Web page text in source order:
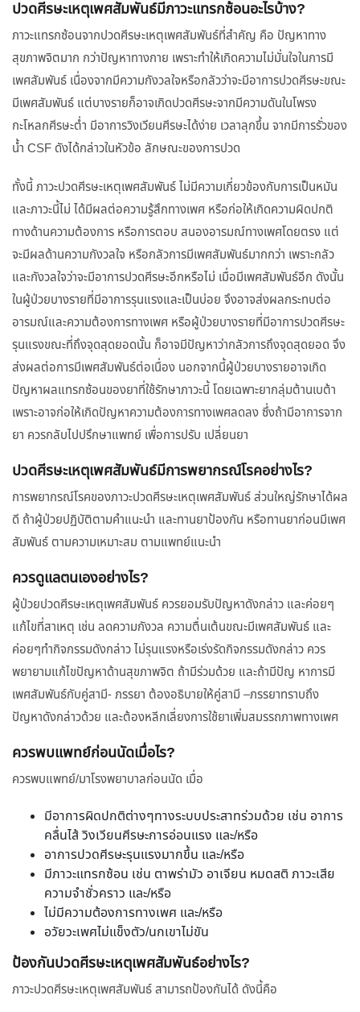
ปวดศีรษะเหตุเพศสัมพันธ์มีภาวะแทรกซ้อนอะไรบ้าง?
ภาวะแทรกซ้อนจากปวดศีรษะเหตุเพศสัมพันธ์ที่สำคัญ คือ ปัญหาทาง
สุขภาพจิตมาก กว่าปัญหาทางกาย เพราะทำให้เกิดความไม่มั่นใจในการมี
เพศสัมพันธ์ เนื่องจากมีความกังวลใจหรือกลัวว่าจะมีอาการปวดศีรษะขณะ
มีเพศสัมพันธ์ แต่บางรายก็อาจเกิดปวดศีรษะจากมีความดันในโพรง
กะโหลกศีรษะต่ำ มีอาการวิงเวียนศีรษะได้ง่าย เวลาลุกขึ้น จากมีการรั่วของ
น้ำ CSF ดังได้กล่าวในหัวข้อ ลักษณะของการปวด
ทั้งนี้ ภาวะปวดศีรษะเหตุเพศสัมพันธ์ ไม่มีความเกี่ยวข้องกับการเป็นหมัน
และภาวะนี้ไม่ ได้มีผลต่อความรู้สึกทางเพศ หรือก่อให้เกิดความผิดปกติ
ทางด้านความต้องการ หรือการตอบ สนองอารมณ์ทางเพศโดยตรง แต่
จะมีผลด้านความกังวลใจ หรือกลัวการมีเพศสัมพันธ์มากกว่า เพราะกลัว
และกังวลใจว่าจะมีอาการปวดศีรษะอีกหรือไม่ เมื่อมีเพศสัมพันธ์อีก ดังนั้น
ในผู้ป่วยบางรายที่มีอาการรุนแรงและเป็นบ่อย จึงอาจส่งผลกระทบต่อ
อารมณ์และความต้องการทางเพศ หรือผู้ป่วยบางรายที่มีอาการปวดศีรษะ
รุนแรงขณะที่ถึงจุดสุดยอดนั้น ก็อาจมีปัญหาว่ากลัวการถึงจุดสุดยอด จึง
ส่งผลต่อการมีเพศสัมพันธ์ต่อเนื่อง นอกจากนี้ผู้ป่วยบางรายอาจเกิด
ปัญหาผลแทรกซ้อนของยาที่ใช้รักษาภาวะนี้ โดยเฉพาะยากลุ่มต้านเบต้า
เพราะอาจก่อให้เกิดปัญหาความต้องการทางเพศลดลง ซึ่งถ้ามีอาการจาก
ยา ควรกลับไปปรึกษาแพทย์ เพื่อการปรับ เปลี่ยนยา
ปวดศีรษะเหตุเพศสัมพันธ์มีการพยากรณ์โรคอย่างไร?
การพยากรณ์โรคของภาวะปวดศีรษะเหตุเพศสัมพันธ์ ส่วนใหญ่รักษาได้ผล
ดี ถ้าผู้ป่วยปฏิบัติตามคำแนะนำ และทานยาป้องกัน หรือทานยาก่อนมีเพศ
สัมพันธ์ ตามความเหมาะสม ตามแพทย์แนะนำ
ควรดูแลตนเองอย่างไร?
ผู้ป่วยปวดศีรษะเหตุเพศสัมพันธ์ ควรยอมรับปัญหาดังกล่าว และค่อยๆ
แก้ไขที่สาเหตุ เช่น ลดความกังวล ความตื่นเต้นขณะมีเพศสัมพันธ์ และ
ค่อยๆทำกิจกรรมดังกล่าว ไม่รุนแรงหรือเร่งรัดกิจกรรมดังกล่าว ควร
พยายามแก้ไขปัญหาด้านสุขภาพจิต ถ้ามีร่วมด้วย และถ้ามีปัญ หาการมี
เพศสัมพันธ์กับคู่สามี- ภรรยา ต้องอธิบายให้คู่สามี –ภรรยาทราบถึง
ปัญหาดังกล่าวด้วย และต้องหลีกเลี่ยงการใช้ยาเพิ่มสมรรถภาพทางเพศ
ควรพบแพทย์ก่อนนัดเมื่อไร?
ควรพบแพทย์/มาโรงพยาบาลก่อนนัด เมื่อ
มีอาการผิดปกติต่างๆทางระบบประสาทร่วมด้วย เช่น อาการ
คลื่นไส้ วิงเวียนศีรษะการอ่อนแรง และ/หรือ
อาการปวดศีรษะรุนแรงมากขึ้น และ/หรือ
มีภาวะแทรกซ้อน เช่น ตาพร่ามัว อาเจียน หมดสติ ภาวะเสีย
ความจำชั่วคราว และ/หรือ
ไม่มีความต้องการทางเพศ และ/หรือ
อวัยวะเพศไม่แข็งตัว/นกเขาไม่ขัน
ป้องกันปวดศีรษะเหตุเพศสัมพันธ์อย่างไร?
ภาวะปวดศีรษะเหตุเพศสัมพันธ์ สามารถป้องกันได้ ดังนี้คือ